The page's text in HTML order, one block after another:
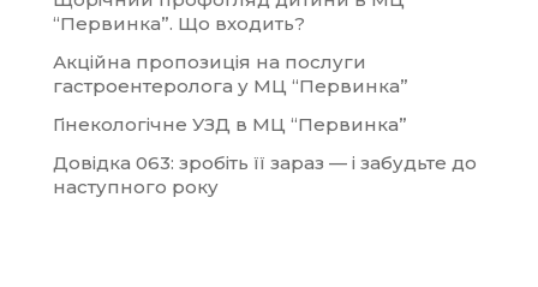
“Первинка”. Що входить?
Акційна пропозиція на послуги
гастроентеролога у МЦ “Первинка”
Гінекологічне УЗД в МЦ “Первинка”
Довідка 063: зробіть її зараз — і забудьте до
наступного року